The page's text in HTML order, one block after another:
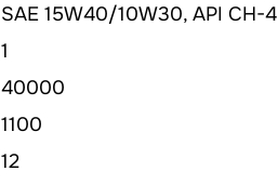
SAE 15W40/10W30, API CH-4
1
40000
1100
12